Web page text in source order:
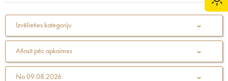
Izvēlieties kategoriju
Atlasīt pēc apkaimes
No 09.08.2026